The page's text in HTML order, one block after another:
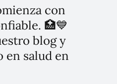
con
🏥💙
blog y
en salud en